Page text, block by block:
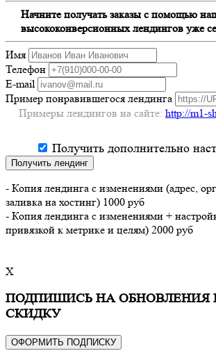
Начните получать заказы с помощью
высококонверсионных лендингов уже
Имя
Телефон
E-mail
Пример понравившегося лендинга
Примеры лендингов на сайте: http://m1-
Получить дополнительно
Получить лендинг
- Копия лендинга с изменениями (адрес,
заливка на хостинг) 1000 руб
- Копия лендинга с изменениями +
привязкой к метрике и целям) 2000 руб
X
ПОДПИШИСЬ НА ОБНОВЛЕНИЯ
СКИДКУ
ОФОРМИТЬ ПОДПИСКУ